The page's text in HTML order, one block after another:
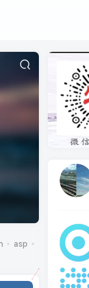
asp CentOS7